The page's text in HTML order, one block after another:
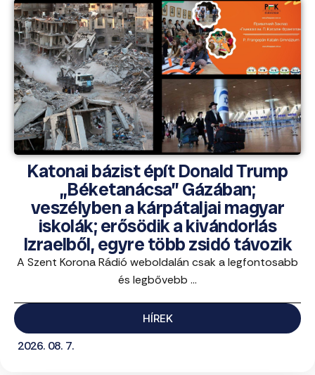
Katonai bázist épít Donald Trump
„Béketanácsa” Gázában;
veszélyben a kárpátaljai magyar
iskolák; erősödik a kivándorlás
Izraelből, egyre több zsidó távozik
A Szent Korona Rádió weboldalán csak a legfontosabb
és legbővebb ...
HÍREK
2026. 08. 7.